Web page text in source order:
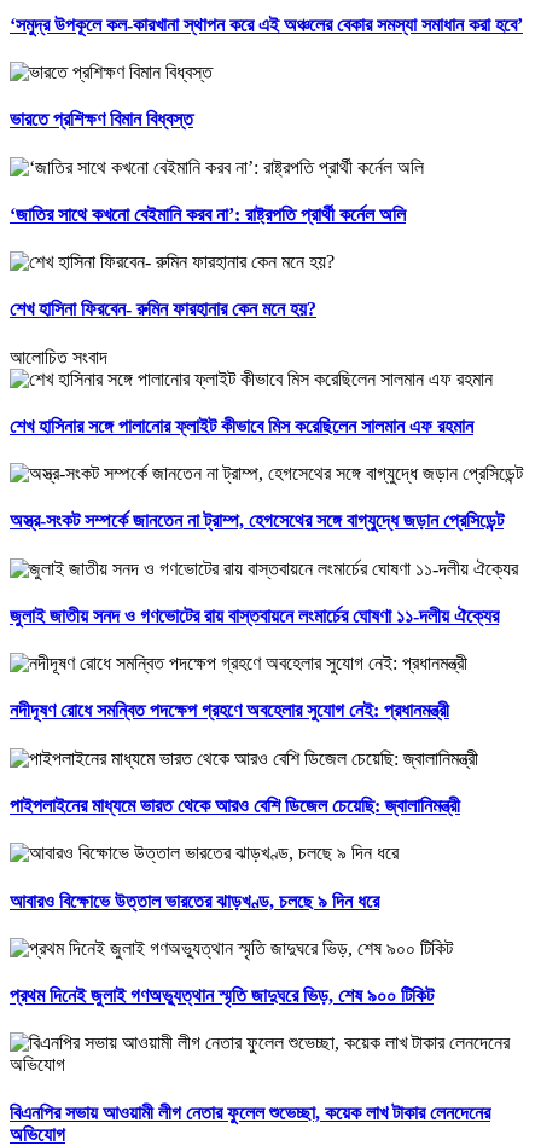
‘সমুদ্র উপকূলে কল-কারখানা স্থাপন করে এই অঞ্চলের বেকার সমস্যা সমাধান করা হবে’
ভারতে প্রশিক্ষণ বিমান বিধ্বস্ত
‘জাতির সাথে কখনো বেইমানি করব না’: রাষ্ট্রপতি প্রার্থী কর্নেল অলি
শেখ হাসিনা ফিরবেন- রুমিন ফারহানার কেন মনে হয়?
আলোচিত সংবাদ
শেখ হাসিনার সঙ্গে পালানোর ফ্লাইট কীভাবে মিস করেছিলেন সালমান এফ রহমান
অস্ত্র-সংকট সম্পর্কে জানতেন না ট্রাম্প, হেগসেথের সঙ্গে বাগ্‌যুদ্ধে জড়ান প্রেসিডেন্ট
জুলাই জাতীয় সনদ ও গণভোটের রায় বাস্তবায়নে লংমার্চের ঘোষণা ১১-দলীয় ঐক্যের
নদীদূষণ রোধে সমন্বিত পদক্ষেপ গ্রহণে অবহেলার সুযোগ নেই: প্রধানমন্ত্রী
পাইপলাইনের মাধ্যমে ভারত থেকে আরও বেশি ডিজেল চেয়েছি: জ্বালানিমন্ত্রী
আবারও বিক্ষোভে উত্তাল ভারতের ঝাড়খণ্ড, চলছে ৯ দিন ধরে
প্রথম দিনেই জুলাই গণঅভ্যুত্থান স্মৃতি জাদুঘরে ভিড়, শেষ ৯০০ টিকিট
বিএনপির সভায় আওয়ামী লীগ নেতার ফুলেল শুভেচ্ছা, কয়েক লাখ টাকার লেনদেনের
অভিযোগ